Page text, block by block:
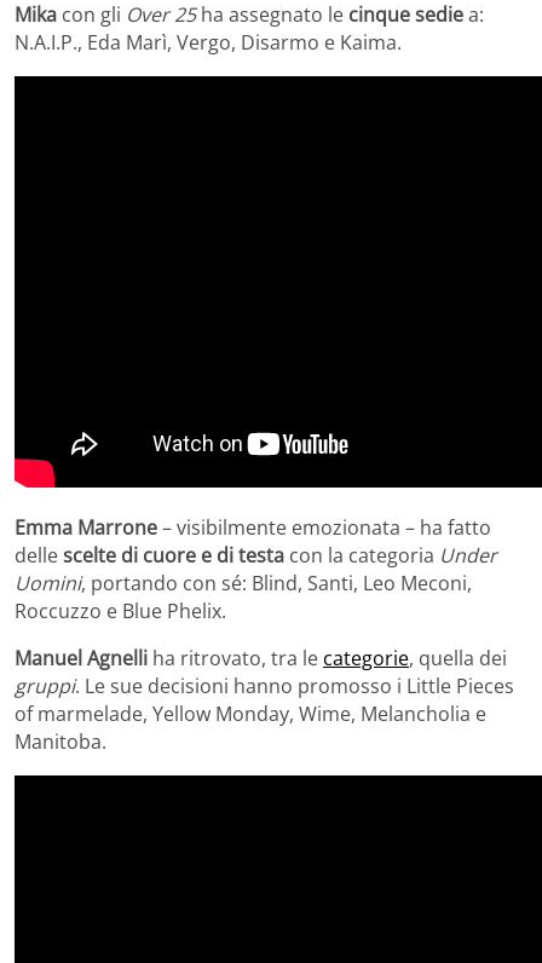
Mika con gli Over 25ha assegnato le cinque sediea:
N.A.I.P., Eda Marì, Vergo, Disarmo e Kaima.
Emma Marrone– visibilmente emozionata – ha fatto
dellescelte di cuore e di testa con la categoria Under
Uomini, portando con sé: Blind, Santi, Leo Meconi,
Roccuzzo e Blue Phelix.
Manuel Agnelli ha ritrovato, tra le categorie, quella dei
gruppi. Le sue decisioni hanno promosso i Little Pieces
of marmelade, Yellow Monday, Wime, Melancholia e
Manitoba.